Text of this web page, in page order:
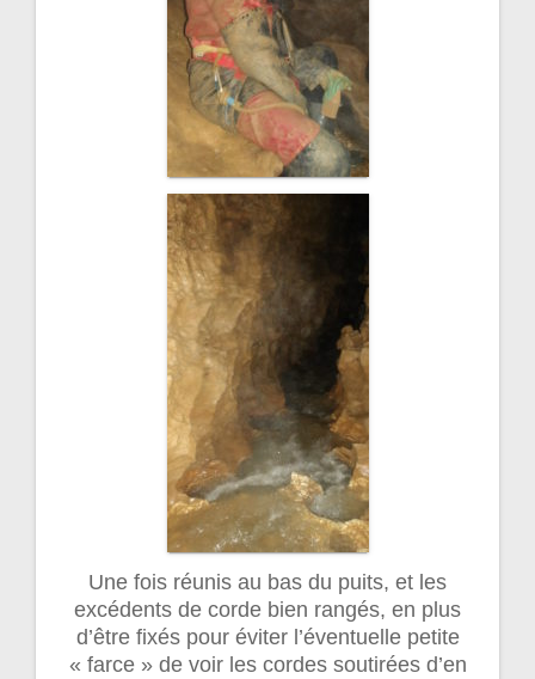
Une fois réunis au bas du puits, et les
excédents de corde bien rangés, en plus
d’être fixés pour éviter l’éventuelle petite
« farce » de voir les cordes soutirées d’en